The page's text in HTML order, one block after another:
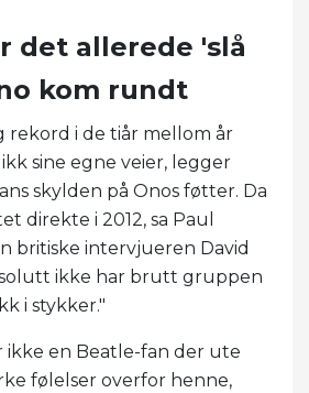
det allerede 'slå
kom rundt
rekord i de tiår mellom år
sine egne veier, legger
skylden på Onos føtter. Da
direkte i 2012, sa Paul
britiske intervjueren David
ikke har brutt gruppen
i stykker."
ikke en Beatle-fan der ute
følelser overfor henne,